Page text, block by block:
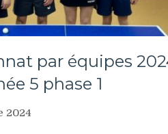
par équipes
5 phase 1
2024